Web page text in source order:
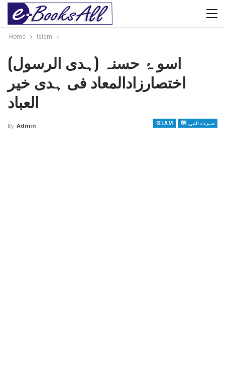
Home Islam
اسو ۂ حسنہ (ہدی الرسول)
اختصارزادالمعاد فی ہدی خیر
العباد
ISLAM سیرت النبی ﷺ By Admin